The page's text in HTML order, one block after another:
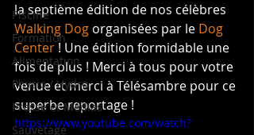
Piscine
Formation
Alimentation
Physio / Hydro
Presse et Médias
Sauvetage
la septième édition de nos célèbres
Walking Dog organisées par le Dog
Center ! Une édition formidable une
fois de plus ! Merci à tous pour votre
venue et merci à Télésambre pour ce
superbe reportage !
https://www.youtube.com/watch?